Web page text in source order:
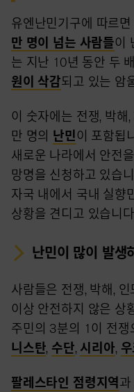
유엔난민기구에 따르
만 명이 넘는 사람들이
는 지난 10년 동안 두
원이 삭감되고 있는 암
이 숫자에는 전쟁, 박
만 명의 난민이 포함됩
새로운 나라에서 안전
망명을 신청하고 있습
자국 내에서 국내 실향
상황을 견디고 있습니
난민이 많이 발생
사람들은 전쟁, 박해,
이상 안전하지 않은 상
주민의 3분의 1이 전쟁
니스탄, 수단, 시리아,
팔레스타인 점령지역과